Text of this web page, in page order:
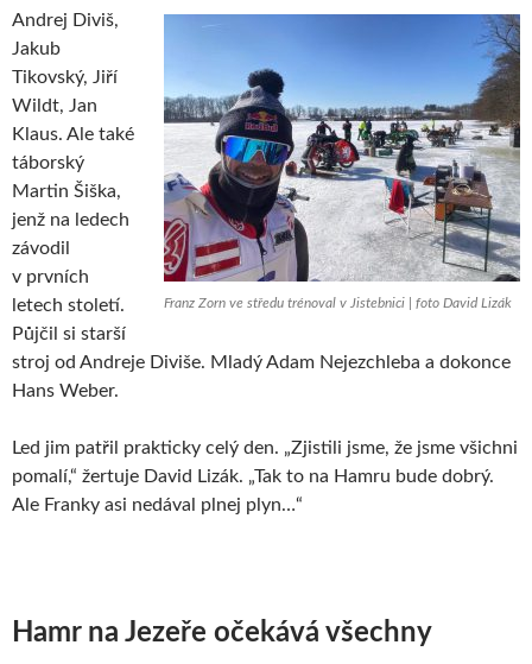
Franz Zorn ve středu trénoval v Jistebnici | foto David Lizák
Andrej Diviš,
Jakub
Tikovský, Jiří
Wildt, Jan
Klaus. Ale také
táborský
Martin Šiška,
jenž na ledech
závodil
v prvních
letech století.
Půjčil si starší
stroj od Andreje Diviše. Mladý Adam Nejezchleba a dokonce
Hans Weber.
Led jim patřil prakticky celý den. „Zjistili jsme, že jsme všichni
pomalí,“ žertuje David Lizák. „Tak to na Hamru bude dobrý.
Ale Franky asi nedával plnej plyn…“
Hamr na Jezeře očekává všechny